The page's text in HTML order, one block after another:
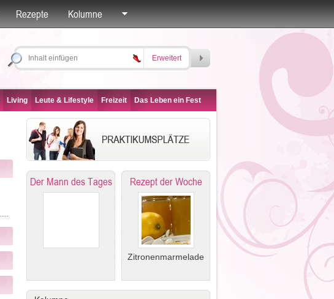
Rezepte Kolumne
Erweitert
Living Leute & Lifestyle Freizeit Das Leben ein Fest
Der Mann des Tages Rezept der Woche
Zitronenmarmelade